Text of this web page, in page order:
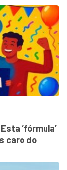
‘fórmula’
caro do